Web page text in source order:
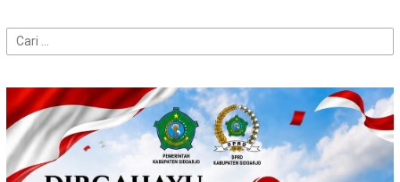
Cari
untuk: